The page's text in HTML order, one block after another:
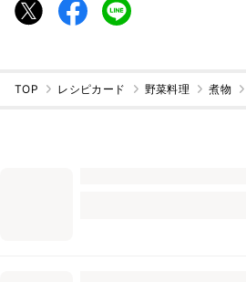
TOP レシピカード 野菜料理 煮物